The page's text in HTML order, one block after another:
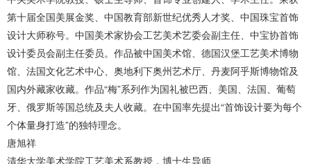
第十届全国美展金奖、中国教育部新世纪优秀人才奖、中国珠宝首饰
设计大师称号。中国美术家协会工艺美术艺委会副主任、中宝协首饰
设计委员会副主任委员。作品被中国美术馆、德国汉堡工艺美术博物
馆、法国文化艺术中心、奥地利下奥州艺术厅、丹麦阿乎斯博物馆及
国内外藏家收藏。作品“梅”系列作为国礼被巴西、美国、法国、葡萄
牙、俄罗斯等国总统及夫人收藏。在中国率先提出“首饰设计要为每个
个体量身打造”的独特理念。
唐旭祥
清华大学美术学院工艺美术系教授，博士生导师